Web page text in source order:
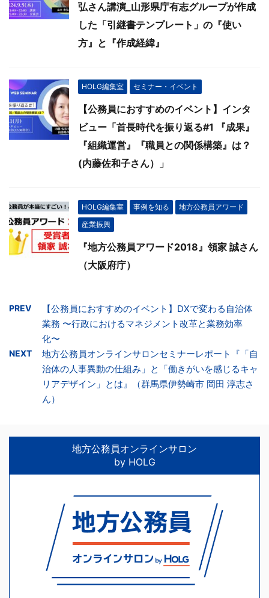
弘さん講演_山形県庁有志グループが作成
した「引継書テンプレート」の『使い
方』と『作成経緯』
HOLG編集室 セミナー・イベント
【公務員におすすめのイベント】インタ
ビュー「首長時代を振り返る#1 『成果』
『組織運営』『職員との関係構築』は？
(内藤佐和子さん）」
HOLG編集室 事例を知る
地方公務員アワード
産業振興
『地方公務員アワード2018』領家 誠さん
（大阪府庁）
PREV
【公務員におすすめのイベント】DXで変わる自治体
業務 〜行政におけるマネジメント改革と業務効率
化〜
NEXT
地方公務員オンラインサロンセミナーレポート『「自
治体の人事異動の仕組み」と「働きがいを感じるキャ
リアデザイン」とは』（群馬県伊勢崎市 岡田 淳志さ
ん）
地方公務員オンラインサロン
by HOLG